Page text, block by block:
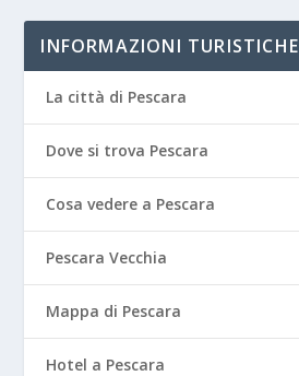
INFORMAZIONI TURISTICHE
La città di Pescara
Dove si trova Pescara
Cosa vedere a Pescara
Pescara Vecchia
Mappa di Pescara
Hotel a Pescara